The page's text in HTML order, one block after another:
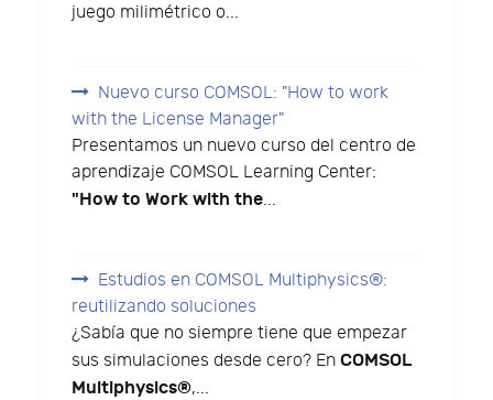
juego milimétrico o...
Nuevo curso COMSOL: "How to work
with the License Manager"
Presentamos un nuevo curso del centro de
aprendizaje COMSOL Learning Center:
"How to Work with the...
Estudios en COMSOL Multiphysics®:
reutilizando soluciones
¿Sabía que no siempre tiene que empezar
sus simulaciones desde cero? En COMSOL
Multiphysics®,...